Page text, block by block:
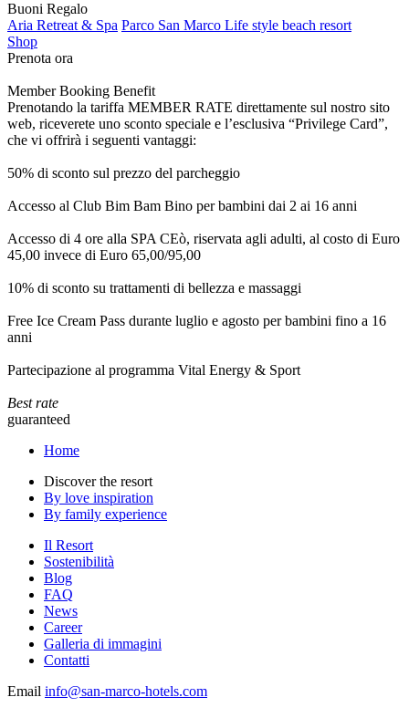
Buoni Regalo
Aria Retreat & Spa Parco San Marco Life style beach resort
Shop
Prenota ora
Member Booking Benefit
Prenotando la tariffa MEMBER RATE direttamente sul nostro sito
web, riceverete uno sconto speciale e l’esclusiva “Privilege Card”,
che vi offrirà i seguenti vantaggi:
50% di sconto sul prezzo del parcheggio
Accesso al Club Bim Bam Bino per bambini dai 2 ai 16 anni
Accesso di 4 ore alla SPA CEò, riservata agli adulti, al costo di Euro
45,00 invece di Euro 65,00/95,00
10% di sconto su trattamenti di bellezza e massaggi
Free Ice Cream Pass durante luglio e agosto per bambini fino a 16
anni
Partecipazione al programma Vital Energy & Sport
Best rate
guaranteed
Home
Discover the resort
By love inspiration
By family experience
Il Resort
Sostenibilità
Blog
FAQ
News
Career
Galleria di immagini
Contatti
Email info@san-marco-hotels.com